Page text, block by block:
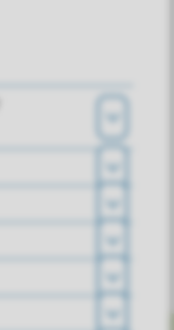
Åpne
Åpne
Åpne
Åpne
Åpne